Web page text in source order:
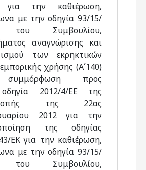
για την καθιέρωση,
με την οδηγία 93/15/
του Συμβουλίου,
αναγνώρισης και
των εκρηκτικών
χρήσης (Α΄140)
προς
2012/4/ΕΕ της
της 22ας
2012 για την
της οδηγίας
ΕΚ για την καθιέρωση,
με την οδηγία 93/15/
του Συμβουλίου,